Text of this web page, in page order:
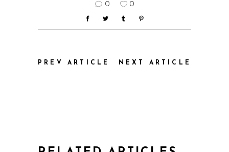
0 0
PREV ARTICLE NEXT ARTICLE